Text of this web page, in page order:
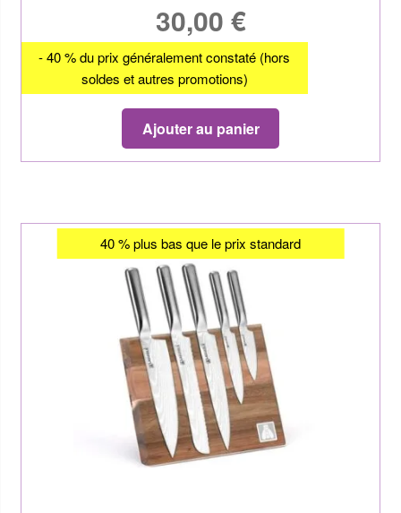
30,00 €
- 40 % du prix généralement constaté (hors
soldes et autres promotions)
Ajouter au panier
40 % plus bas que le prix standard